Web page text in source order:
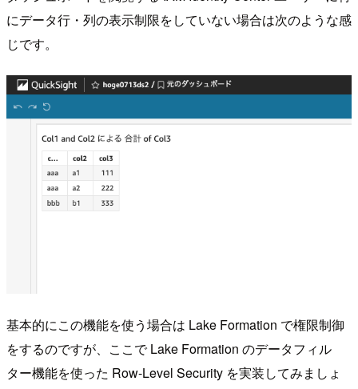
にデータ行・列の表示制限をしていない場合は次のような感
じです。
基本的にこの機能を使う場合は Lake Formation で権限制御
をするのですが、ここで Lake Formation のデータフィル
ター機能を使った Row-Level Security を実装してみましょ